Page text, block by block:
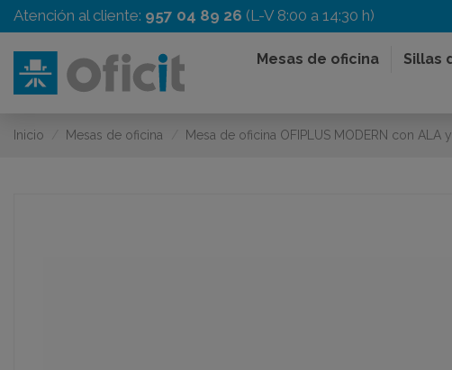
Atención al cliente: 957 04 89 26 (L-V 8:00 a 14:30 h)
Mesas de oficina Sillas
Inicio Mesas de oficina Mesa de oficina OFIPLUS MODERN con ALA